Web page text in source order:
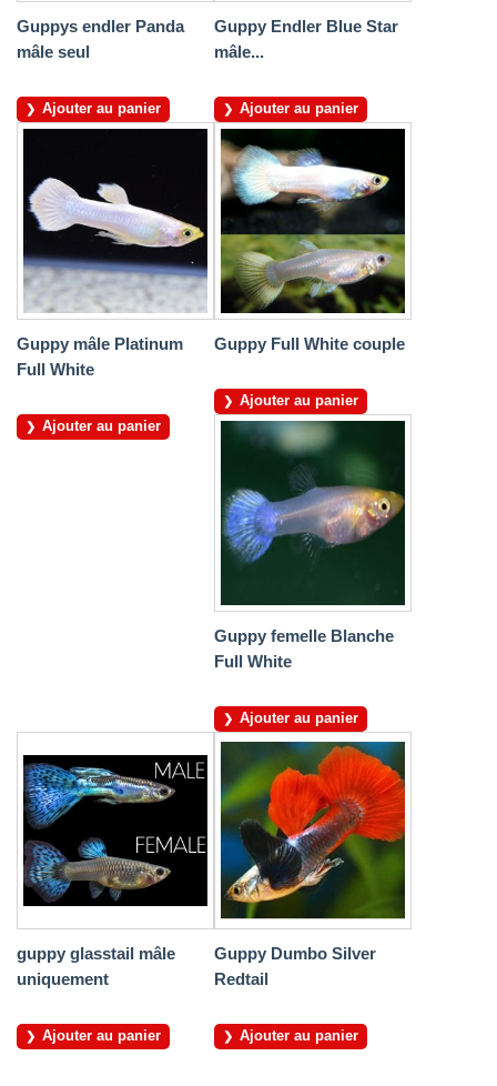
Guppys endler Panda
mâle seul
Ajouter au panier
Guppy Endler Blue Star
mâle...
Ajouter au panier
Guppy mâle Platinum
Full White
Ajouter au panier
Guppy Full White couple
Ajouter au panier
Guppy femelle Blanche
Full White
Ajouter au panier
guppy glasstail mâle
uniquement
Ajouter au panier
Guppy Dumbo Silver
Redtail
Ajouter au panier